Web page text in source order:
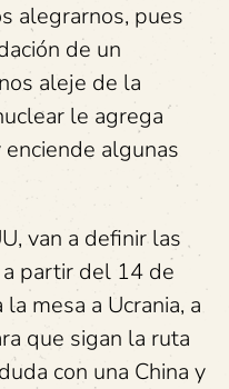
alegrarnos, pues
de un
aleje de la
le agrega
algunas
van a definir las
partir del 14 de
mesa a Ucrania, a
que sigan la ruta
con una China y